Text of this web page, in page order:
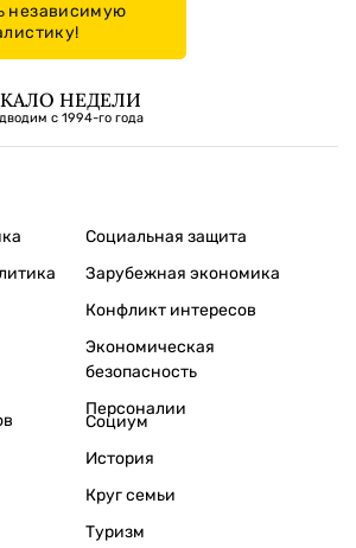
независимую
НЕДЕЛИ
с 1994-го года
Социальная защита
Зарубежная экономика
Конфликт интересов
Экономическая
безопасность
Персоналии
Социум
История
Круг семьи
Туризм